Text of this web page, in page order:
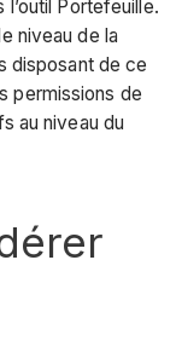
Portefeuille.
niveau de la
disposant de ce
permissions de
au niveau du